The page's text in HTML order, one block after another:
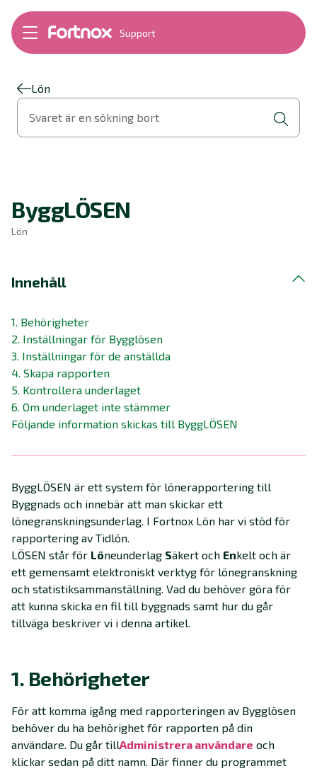
Support
Bokföring
Fakturering
Byt till Fortnox
Felsökning
Support Play
Nyheter
Lön
Svaret är en sökning bort
ByggLÖSEN
Lön
Innehåll
1. Behörigheter
2. Inställningar för Bygglösen
3. Inställningar för de anställda
4. Skapa rapporten
5. Kontrollera underlaget
6. Om underlaget inte stämmer
Följande information skickas till ByggLÖSEN
ByggLÖSEN är ett system för lönerapportering till
Byggnads och innebär att man skickar ett
lönegranskningsunderlag. I Fortnox Lön har vi stöd för
rapportering av Tidlön.
LÖSEN står för Löneunderlag Säkert och Enkelt och är
ett gemensamt elektroniskt verktyg för lönegranskning
och statistiksammanställning. Vad du behöver göra för
att kunna skicka en fil till byggnads samt hur du går
tillväga beskriver vi i denna artikel.
1. Behörigheter
För att komma igång med rapporteringen av Bygglösen
behöver du ha behörighet för rapporten på din
användare. Du går tillAdministrera användare och
klickar sedan på ditt namn. Där finner du programmet